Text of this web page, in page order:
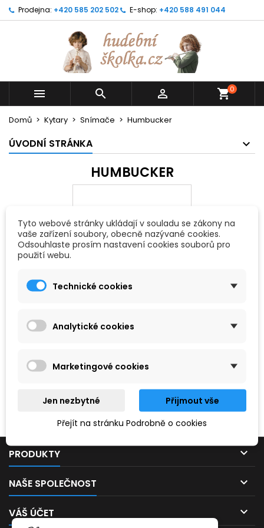
Prodejna: +420 585 202 502 E-shop: +420 588 491 044
   shopping_cart0
Domů Kytary Snímače Humbucker
ÚVODNÍ STRÁNKA
HUMBUCKER
Prosím, zkuste zadat něco jiného.
PRODUKTY 
NAŠE SPOLEČNOST 
VÁŠ ÚČET 
Tyto webové stránky ukládají v souladu se zákony na
vaše zařízení soubory, obecně nazývané cookies.
Odsouhlaste prosím nastavení cookies souborů pro
použití webu.
Technické cookies
Analytické cookies
Marketingové cookies
Jen nezbytné
Přijmout vše
Přejít na stránku Podrobně o cookies